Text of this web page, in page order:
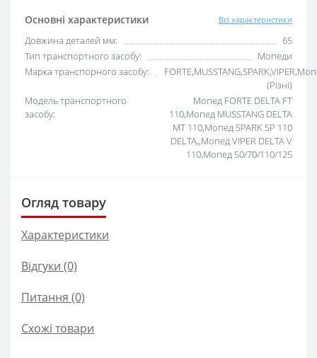
Основні характеристики Всі характеристики
Довжина деталей мм:
65
Тип транспортного засобу:
Мопеди
Марка транспорного засобу:
(Різні)
Модель транспортного
засобу:
Мопед FORTE DELTA FT
110,Мопед MUSSTANG DELTA
MT 110,Мопед SPARK SP 110
DELTA,,Мопед VIPER DELTA V
110,Мопед 50/70/110/125
Огляд товару
Характеристики
Відгуки (0)
Питання (0)
Схожі товари